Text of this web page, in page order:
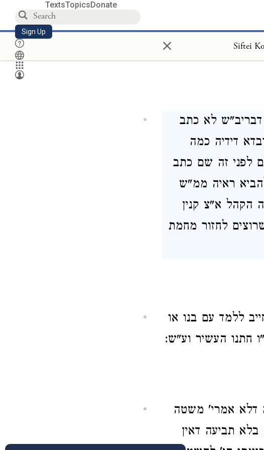
TextsTopicsDonate
Sign Up × Siftei
דבריב"ש לא כתב
דידיה כמה
לפני זה שם כתב
ראיה ממ"ש
הקהל א"צ קנין
לחזור מחמת
ללמד עם בנו או
חתנו העשיר וע"ש:
דלא אמרי' משטה
תביעה דאין